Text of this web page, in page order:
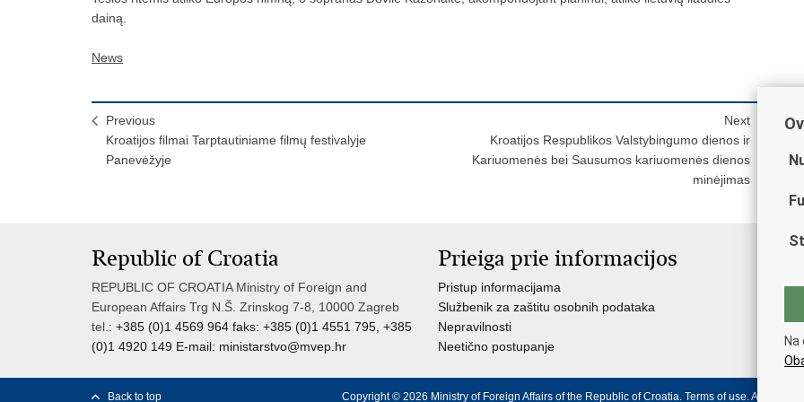
dainą.
News
Previous
Kroatijos filmai Tarptautiniame filmų festivalyje
Panevėžyje
Next
Kroatijos Respublikos Valstybingumo dienos ir
Kariuomenės bei Sausumos kariuomenės dienos
minėjimas
Republic of Croatia
REPUBLIC OF CROATIA Ministry of Foreign and
European Affairs Trg N.Š. Zrinskog 7-8, 10000 Zagreb
tel.: +385 (0)1 4569 964 faks: +385 (0)1 4551 795, +385
(0)1 4920 149 E-mail: ministarstvo@mvep.hr
Prieiga prie informacijos
Pristup informacijama
Službenik za zaštitu osobnih podataka
Nepravilnosti
Neetično postupanje
Back to top Copyright © 2026 Ministry of Foreign Affairs of the Republic of Croatia. Terms of use.